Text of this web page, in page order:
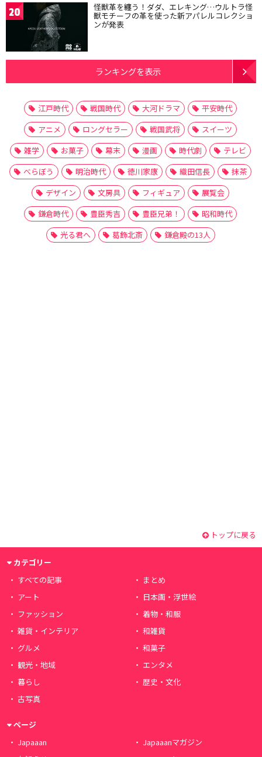
20 怪獣革を纏う！ダダ、エレキング…ウルトラ怪
獣モチーフの革を使った新アパレルコレクショ
ンが発表
ランキングを表示
江戸時代 戦国時代 大河ドラマ
平安時代
アニメ
ロングセラー 戦国武将
スイーツ
雑学
お菓子 幕末 漫画 時代劇
テレビ
べらぼう
明治時代 徳川家康 織田信長
抹茶
デザイン
文房具 フィギュア
展覧会
鎌倉時代
豊臣秀吉 豊臣兄弟！
昭和時代
光る君へ
葛飾北斎 鎌倉殿の13人
トップに戻る
カテゴリー
すべての記事
まとめ
アート
日本画・浮世絵
ファッション
着物・和服
雑貨・インテリア
和雑貨
グルメ
和菓子
観光・地域
エンタメ
暮らし
歴史・文化
古写真
ページ
Japaaan
Japaaanマガジン